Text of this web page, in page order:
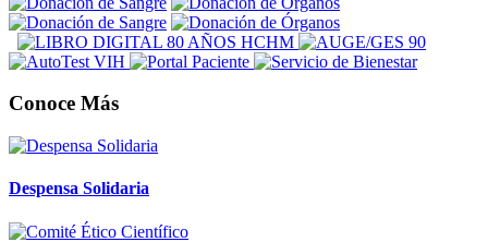
Conoce Más
Despensa Solidaria